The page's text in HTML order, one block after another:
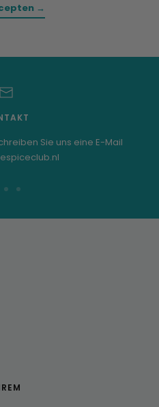
→
Sie uns eine E-Mail
Zur Zur